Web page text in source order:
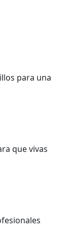
para una
que vivas